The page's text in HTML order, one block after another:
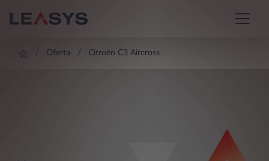
Oferta Citroën C3 Aircross